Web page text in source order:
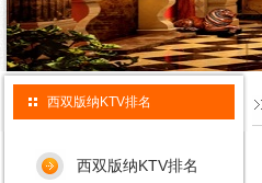
西双版纳KTV排名
西双版纳KTV排名